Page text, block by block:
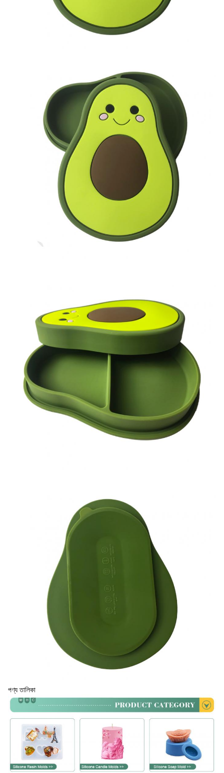
পণ্য তালিকা